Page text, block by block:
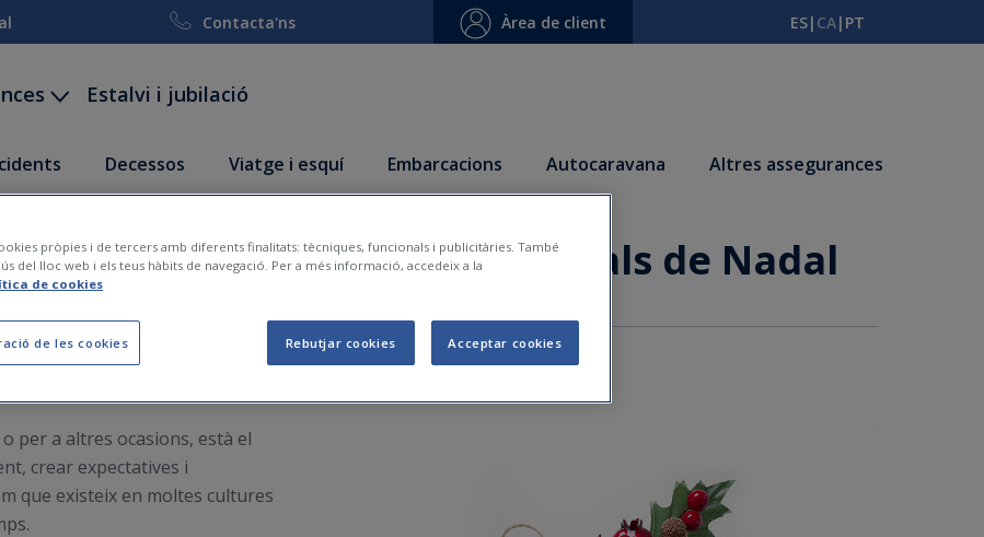
Contacta'ns Àrea de client ES| CA| PT
Estalvi i jubilació
Decessos Viatge i esquí Embarcacions Autocaravana Altres assegurances
i sostenibles d’embolicar regals de Nadal
2020-12-27
per a altres ocasions, està el
crear expectatives i
que existeix en moltes cultures
pròpies i de tercers amb diferents finalitats: tècniques, funcionals i publicitàries. També
del lloc web i els teus hàbits de navegació. Per a més informació, accedeix a la
de cookies
de les cookies Rebutjar cookies Acceptar cookies